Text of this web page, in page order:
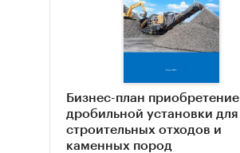
Бизнес-план приобретение
дробильной установки для
строительных отходов и
каменных пород